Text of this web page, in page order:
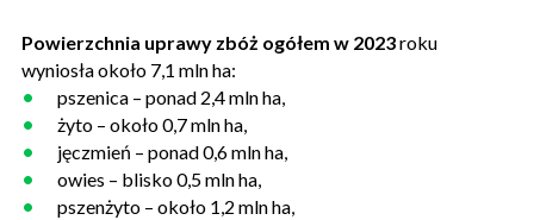
Powierzchnia uprawy zbóż ogółem w 2023roku
wyniosła około 7,1 mln ha:
pszenica – ponad 2,4 mln ha,
żyto – około 0,7 mln ha,
jęczmień – ponad 0,6 mln ha,
owies – blisko 0,5 mln ha,
pszenżyto – około 1,2 mln ha,